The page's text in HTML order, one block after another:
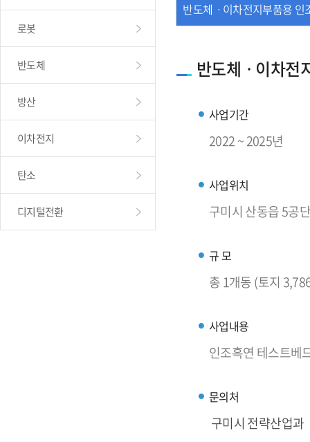
로봇
반도체
방산
이차전지
탄소
디지털전환
반도체ㆍ이차전지부품용 인
반도체ㆍ이차전
사업기간
2022 ~ 2025년
사업위치
구미시 산동읍 5공
규 모
총 1개동 (토지
사업내용
인조흑연 테스트베
문의처
구미시 전략산업과